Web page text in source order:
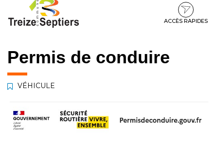
contenu
pied
ACCÈS RAPIDES
Permis de conduire
VÉHICULE